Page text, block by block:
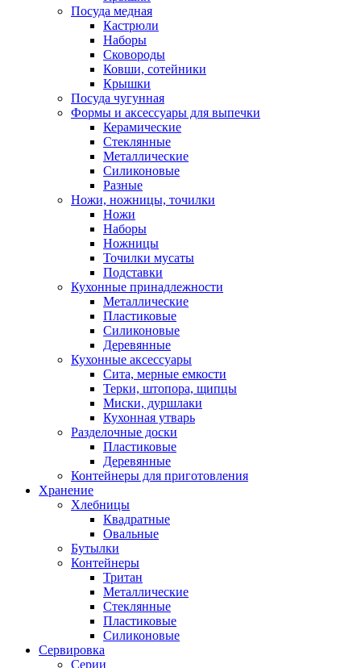
Посуда медная
Кастрюли
Наборы
Сковороды
Ковши, сотейники
Крышки
Посуда чугунная
Формы и аксессуары для выпечки
Керамические
Стеклянные
Металлические
Силиконовые
Разные
Ножи, ножницы, точилки
Ножи
Наборы
Ножницы
Точилки мусаты
Подставки
Кухонные принадлежности
Металлические
Пластиковые
Силиконовые
Деревянные
Кухонные аксессуары
Сита, мерные емкости
Терки, штопора, щипцы
Миски, дуршлаки
Кухонная утварь
Разделочные доски
Пластиковые
Деревянные
Контейнеры для приготовления
Хранение
Хлебницы
Квадратные
Овальные
Бутылки
Контейнеры
Тритан
Металлические
Стеклянные
Пластиковые
Силиконовые
Сервировка
Серии